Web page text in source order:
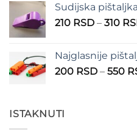
Sudijska
210 RSD – 310
Najglasnije
200 RSD – 550
ISTAKNUTI